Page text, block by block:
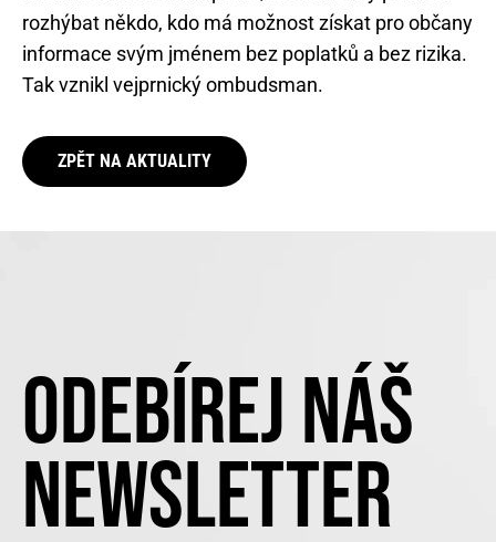
rozhýbat někdo, kdo má možnost získat pro občany
informace svým jménem bez poplatků a bez rizika.
Tak vznikl vejprnický ombudsman.
ZPĚT NA AKTUALITY
ODEBÍREJ NÁŠ
NEWSLETTER